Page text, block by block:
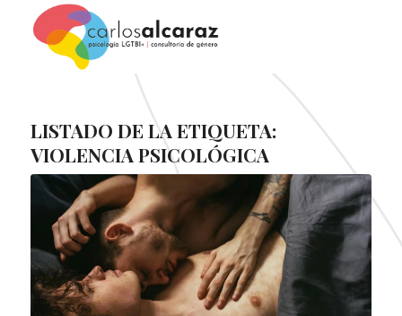
LISTADO DE LA ETIQUETA:
VIOLENCIA PSICOLÓGICA